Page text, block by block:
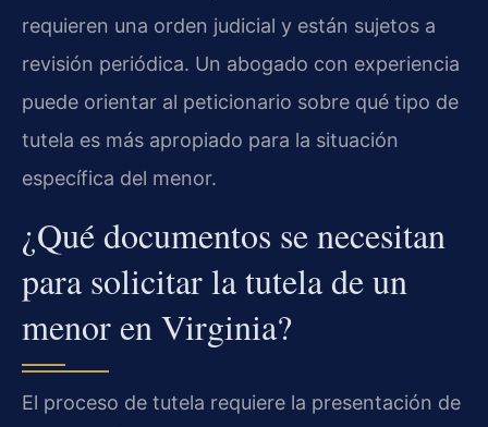
requieren una orden judicial y están sujetos a
revisión periódica. Un abogado con experiencia
puede orientar al peticionario sobre qué tipo de
tutela es más apropiado para la situación
específica del menor.
¿Qué documentos se necesitan
para solicitar la tutela de un
menor en Virginia?
El proceso de tutela requiere la presentación de